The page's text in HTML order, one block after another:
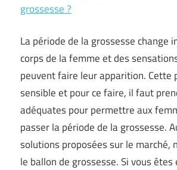
grossesse ?
La période de la grossesse change
corps de la femme et des
peuvent faire leur apparition. Cette
sensible et pour ce faire, il faut
adéquates pour permettre aux
passer la période de la grossesse.
solutions proposées sur le marché,
le ballon de grossesse. Si vous êtes